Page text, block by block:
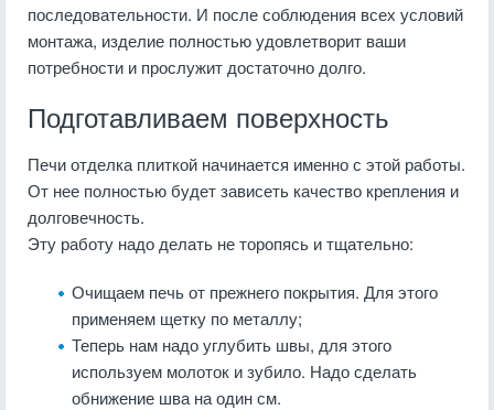
последовательности. И после соблюдения всех условий
монтажа, изделие полностью удовлетворит ваши
потребности и прослужит достаточно долго.
Подготавливаем поверхность
Печи отделка плиткой начинается именно с этой работы.
От нее полностью будет зависеть качество крепления и
долговечность.
Эту работу надо делать не торопясь и тщательно:
Очищаем печь от прежнего покрытия. Для этого
применяем щетку по металлу;
Теперь нам надо углубить швы, для этого
используем молоток и зубило. Надо сделать
обнижение шва на один см.